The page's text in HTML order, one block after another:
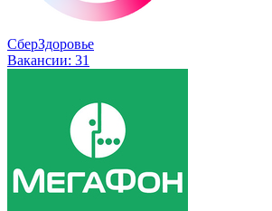
СберЗдоровье
Вакансии: 31